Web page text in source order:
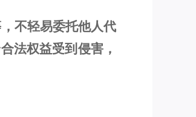
，不轻易委托他人代
合法权益受到侵害，